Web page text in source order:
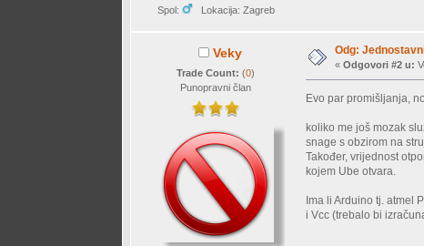
Spol:
Lokacija: Zagreb
Veky
Trade Count:(0)
Punopravni član
Odg:
«Odgovori #2 u:
Evo par promišljanja,
koliko me još mozak
snage s obzirom na
Također, vrijednost
kojem Ube otvara.
Ima li Arduino tj. atmel
i Vcc (trebalo bi